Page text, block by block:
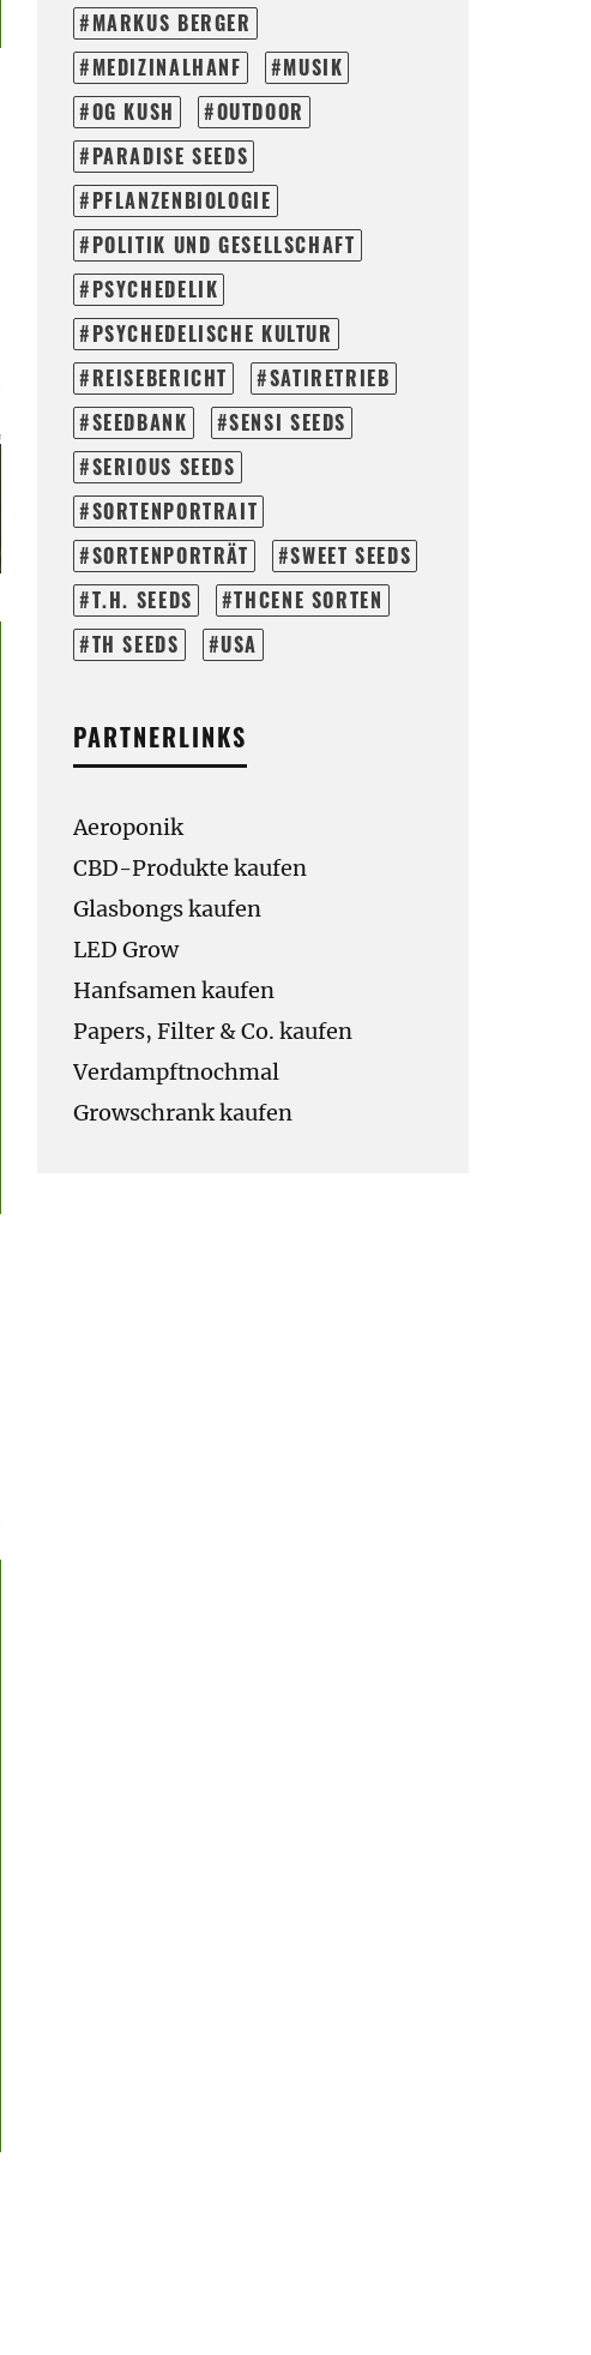
MARKUS BERGER
MEDIZINALHANF
MUSIK
OG KUSH
OUTDOOR
PARADISE SEEDS
PFLANZENBIOLOGIE
POLITIK UND GESELLSCHAFT
PSYCHEDELIK
PSYCHEDELISCHE KULTUR
REISEBERICHT
SATIRETRIEB
SEEDBANK
SENSI SEEDS
SERIOUS SEEDS
SORTENPORTRAIT
SORTENPORTRÄT
SWEET SEEDS
T.H. SEEDS
THCENE SORTEN
TH SEEDS
USA
PARTNERLINKS
Aeroponik
CBD-Produkte kaufen
Glasbongs kaufen
LED Grow
Hanfsamen kaufen
Papers, Filter & Co. kaufen
Verdampftnochmal
Growschrank kaufen